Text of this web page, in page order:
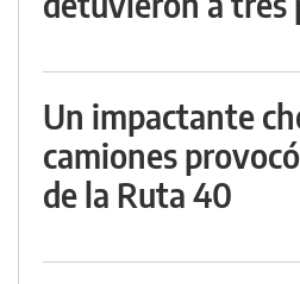
Un impactante
camiones
de la Ruta 40